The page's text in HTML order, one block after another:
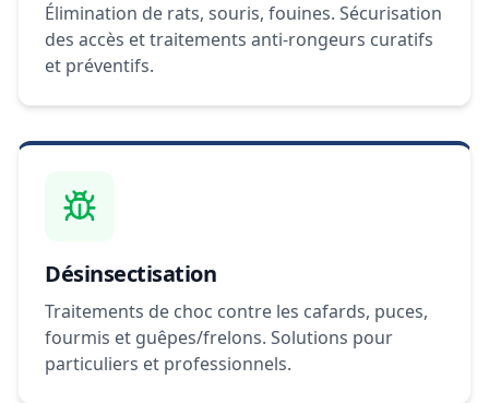
Élimination de rats, souris, fouines. Sécurisation
des accès et traitements anti-rongeurs curatifs
et préventifs.
Désinsectisation
Traitements de choc contre les cafards, puces,
fourmis et guêpes/frelons. Solutions pour
particuliers et professionnels.